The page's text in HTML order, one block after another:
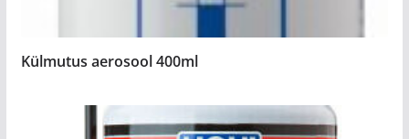
Külmutus aerosool 400ml